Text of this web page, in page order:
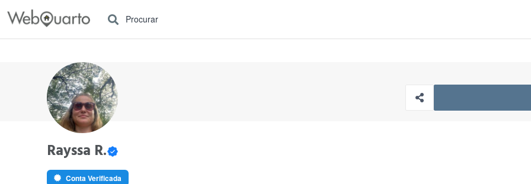
Procurar
Rayssa R.
Conta Verificada